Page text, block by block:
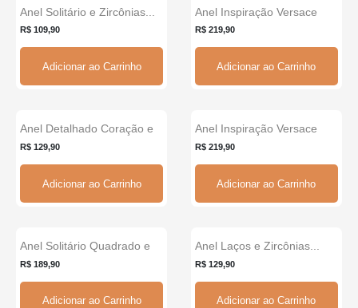
Anel Solitário e Zircônias...
R$ 109,90
Adicionar ao Carrinho
Anel Inspiração Versace
Zircônias...
R$ 219,90
Adicionar ao Carrinho
Anel Detalhado Coração e
Flor Zircônias...
R$ 129,90
Adicionar ao Carrinho
Anel Inspiração Versace
Zircônias...
R$ 219,90
Adicionar ao Carrinho
Anel Solitário Quadrado e
Zircônias...
R$ 189,90
Adicionar ao Carrinho
Anel Laços e Zircônias...
R$ 129,90
Adicionar ao Carrinho